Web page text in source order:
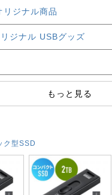
リジナル商品
ジナル USBグッズ
もっと見る
ク型SSD